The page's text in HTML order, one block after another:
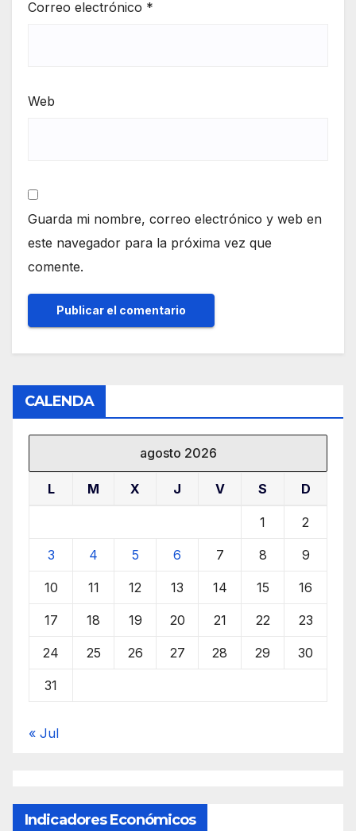
Correo electrónico *
Web
Guarda mi nombre, correo electrónico y web en
este navegador para la próxima vez que
comente.
CALENDA
agosto 2026
L M X J V S D
1 2
3 4 5 6 7 8 9
10 11 12 13 14 15 16
17 18 19 20 21 22 23
24 25 26 27 28 29 30
31
« Jul
Indicadores Económicos